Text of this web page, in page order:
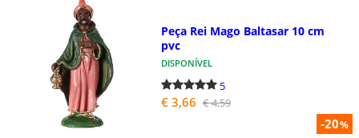
-20%
Peça Rei Mago Baltasar 10 cm
pvc
DISPONÍVEL
5
€ 3,66 € 4,59